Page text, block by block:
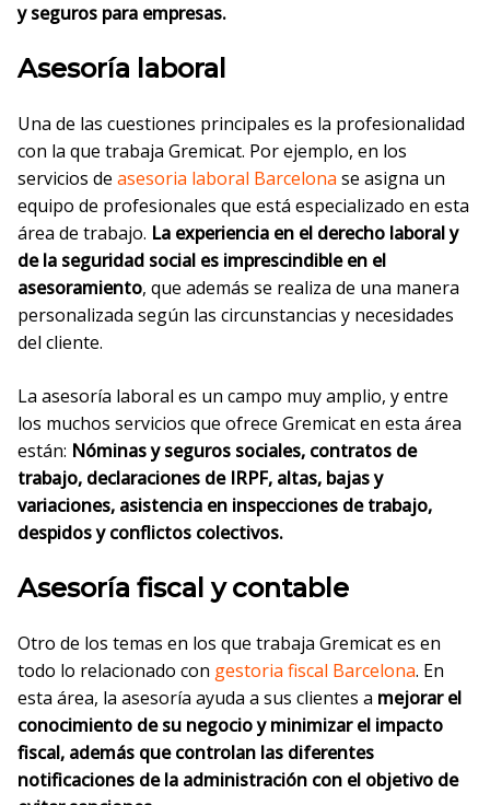
y seguros para empresas.
Asesoría laboral
Una de las cuestiones principales es la profesionalidad
con la que trabaja Gremicat. Por ejemplo, en los
servicios de asesoria laboral Barcelona se asigna un
equipo de profesionales que está especializado en esta
área de trabajo. La experiencia en el derecho laboral y
de la seguridad social es imprescindible en el
asesoramiento, que además se realiza de una manera
personalizada según las circunstancias y necesidades
del cliente.
La asesoría laboral es un campo muy amplio, y entre
los muchos servicios que ofrece Gremicat en esta área
están: Nóminas y seguros sociales, contratos de
trabajo, declaraciones de IRPF, altas, bajas y
variaciones, asistencia en inspecciones de trabajo,
despidos y conflictos colectivos.
Asesoría fiscal y contable
Otro de los temas en los que trabaja Gremicat es en
todo lo relacionado con gestoria fiscal Barcelona. En
esta área, la asesoría ayuda a sus clientes a mejorar el
conocimiento de su negocio y minimizar el impacto
fiscal, además que controlan las diferentes
notificaciones de la administración con el objetivo de